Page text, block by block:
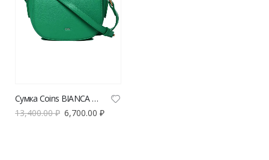
Сумка Coins BIANCA micro
13,400.00₽ 6,700.00 ₽